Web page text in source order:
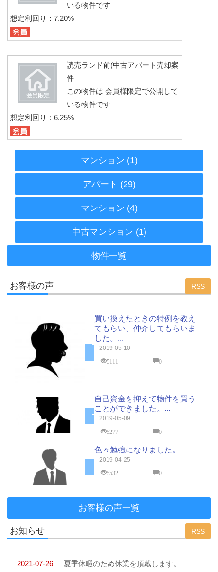
いる物件です
想定利回り：7.20%
読売ランド前(中古アパート売却案
件
この物件は 会員様限定で公開して
いる物件です
想定利回り：6.25%
マンション (1)
アパート (29)
マンション (4)
中古マンション (1)
物件一覧
お客様の声 RSS
買い換えたときの特例を教え
てもらい、仲介してもらいま
した。...
2019-05-10
5111
0
自己資金を抑えて物件を買う
ことができました。...
2019-05-09
5277
0
色々勉強になりました。
2019-04-25
5532
0
お客様の声一覧
お知らせ RSS
2021-07-26 夏季休暇のため休業を頂戴します。